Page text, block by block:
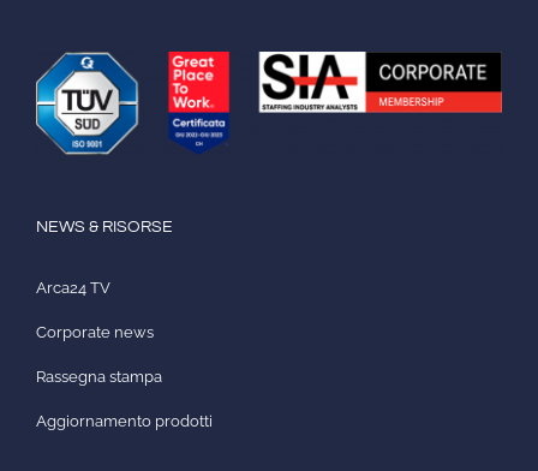
NEWS & RISORSE
Arca24 TV
Corporate news
Rassegna stampa
Aggiornamento prodotti